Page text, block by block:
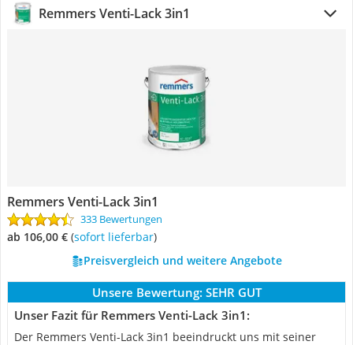
Remmers Venti-Lack 3in1
Remmers Venti-Lack 3in1
333 Bewertungen
ab 106,00 € ( Sofort lieferbar)
Preisvergleich und weitere Angebote
Unsere Bewertung: SEHR GUT
Unser Fazit für Remmers Venti-Lack 3in1:
Der Remmers Venti-Lack 3in1 beeindruckt uns mit seiner